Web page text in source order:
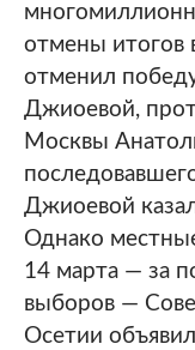
отмены итогов
отменил
Джиоевой,
Москвы
Джиоевой
Однако
14 марта — за
выборов —
Осетии